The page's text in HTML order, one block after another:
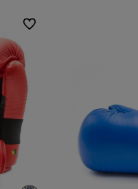
Do ulubionych